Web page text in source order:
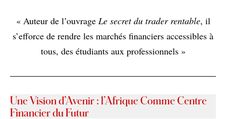
« Auteur de l’ouvrage Le secret du trader rentable, il
s’efforce de rendre les marchés financiers accessibles à
tous, des étudiants aux professionnels »
Une Vision d’Avenir : l’Afrique Comme Centre
Financier du Futur